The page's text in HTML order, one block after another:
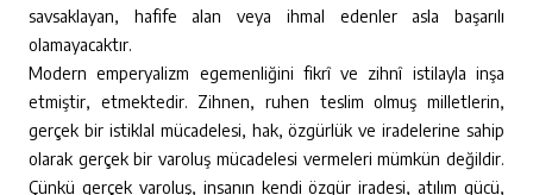
savsaklayan, hafife alan veya ihmal edenler asla başarılı
olamayacaktır.
Modern emperyalizm egemenliğini fikrî ve zihnî istilayla inşa
etmiştir, etmektedir. Zihnen, ruhen teslim olmuş milletlerin,
gerçek bir istiklal mücadelesi, hak, özgürlük ve iradelerine sahip
olarak gerçek bir varoluş mücadelesi vermeleri mümkün değildir.
Çünkü gerçek varoluş, insanın kendi özgür iradesi, atılım gücü,